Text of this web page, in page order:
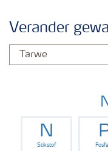
Gewassen
Toolbox
Verander
N
Stikstof